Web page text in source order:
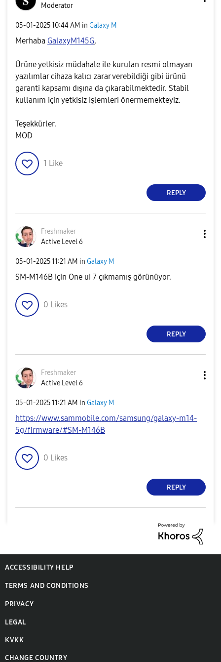
Moderator
‎05-01-202510:44 AM in Galaxy M
Merhaba GalaxyM145G,
Ürüne yetkisiz müdahale ile kurulan resmi olmayan
yazılımlar cihaza kalıcı zarar verebildiği gibi ürünü
garanti kapsamı dışına da çıkarabilmektedir. Stabil
kullanım için yetkisiz işlemleri önermemekteyiz.
Teşekkürler.
MOD
1 Like
REPLY
Freshmaker
Active Level 6
‎05-01-202511:21 AM in Galaxy M
SM-M146B için One ui 7 çıkmamış görünüyor.
0 Likes
REPLY
Freshmaker
Active Level 6
‎05-01-202511:21 AM in Galaxy M
https://www.sammobile.com/samsung/galaxy-m14-
5g/firmware/#SM-M146B
0 Likes
REPLY
ACCESSIBILITY HELP
TERMS AND CONDITIONS
PRIVACY
LEGAL
KVKK
CHANGE COUNTRY